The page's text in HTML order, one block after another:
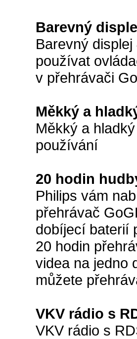
Barevný
Barevný
používat
v přehrávači
Měkký a
Měkký a
používání
20 hodin
Philips vám
přehrávač
dobíjecí baterií
20 hodin
videa na jedno
můžete
VKV rádio s
VKV rádio s